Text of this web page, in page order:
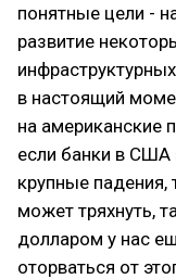
понятные цели -
развитие
в настоящий
на американские
если банки в США
крупные
может тряхнуть,
долларом у нас
оторваться от